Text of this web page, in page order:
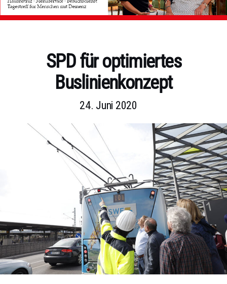
SPD für optimiertes
Buslinienkonzept
24. Juni 2020